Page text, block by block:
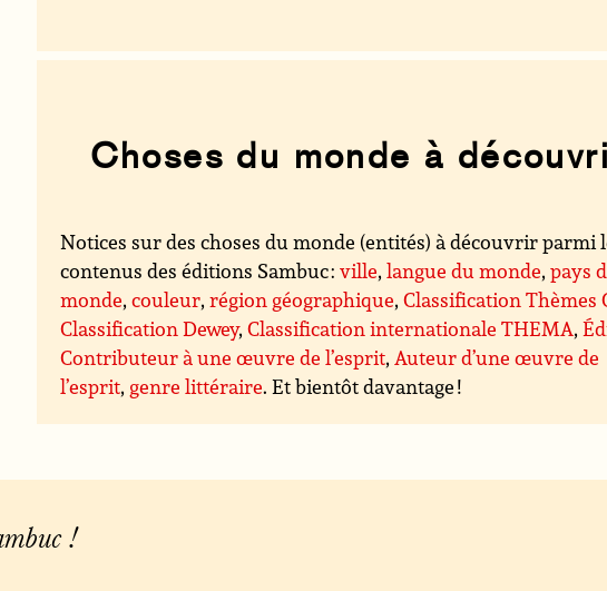
Choses du monde à
Notices sur des choses du monde (entités) à découvrir parmi
contenus des éditions Sambuc :ville,langue du monde,pays
monde,couleur,région géographique,Classification Thèmes
Classification Dewey,Classification internationale THEMA,
Contributeur à une œuvre de l’esprit, Auteur d’une œuvre de
l’esprit, genre littéraire. Et bientôt davantage !
!